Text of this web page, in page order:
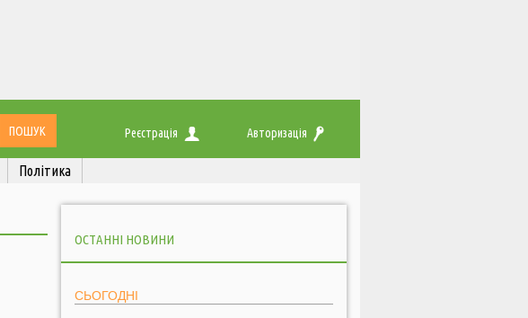
Реєстрація Авторизація
Політика
ОСТАННІ НОВИНИ
СЬОГОДНІ